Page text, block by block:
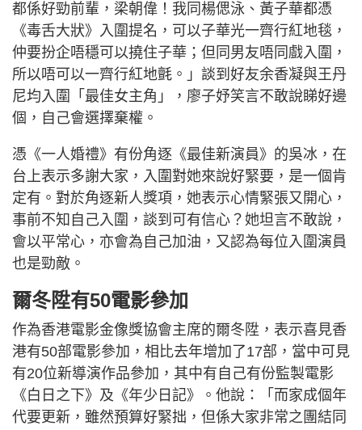
都係好勁前輩，梁朝偉！我同楊偲泳、黃子華都憑
《毒舌大狀》入圍提名，可以子華光一齊行紅地毯，
仲要扮企唔穩可以撓住子華；但同男友唔同戲入圍，
所以唔可以一齊行紅地氈。」談到好友余香凝與王丹
尼均入圍「最佳女主角」，廖子妤笑言不敢說睇好邊
個，自己會選擇棄權。
憑《一人婚禮》有份角逐《最佳新演員》的吳冰，在
台上表示多謝大家，入圍對她來說好緊要，是一個肯
定有。對於角逐新人獎項，她表示心情緊張又開心，
事前不知自己入圍，談到可有信心？她坦言不敢說，
會以平常心，亦會為自己加油，又認為每位入圍演員
也是勁敵。
爾冬陞有50電影參加
作為香港電影金像獎協會主席的爾冬陞，表示喜見香
港有50部電影參加，相比去年增加了17部，當中可見
有20位新導演作品參加，其中有自己有份監製電影
《白日之下》及《年少日記》。他說：「而家成個年
代要更新，雖然預算好緊拙，但係大家非常之團結同